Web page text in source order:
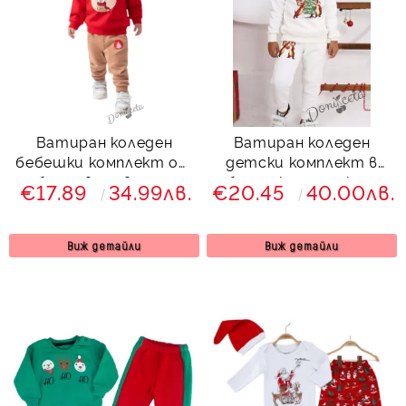
Ватиран коледен
бебешки комплект от
блуза в червено с
еленче и панталон в
€17.89 34.99лв.
Виж детайли
Ватиран коледен
детски комплект в
бяло с катерички и
елха
€20.45 40.00лв.
Виж детайли